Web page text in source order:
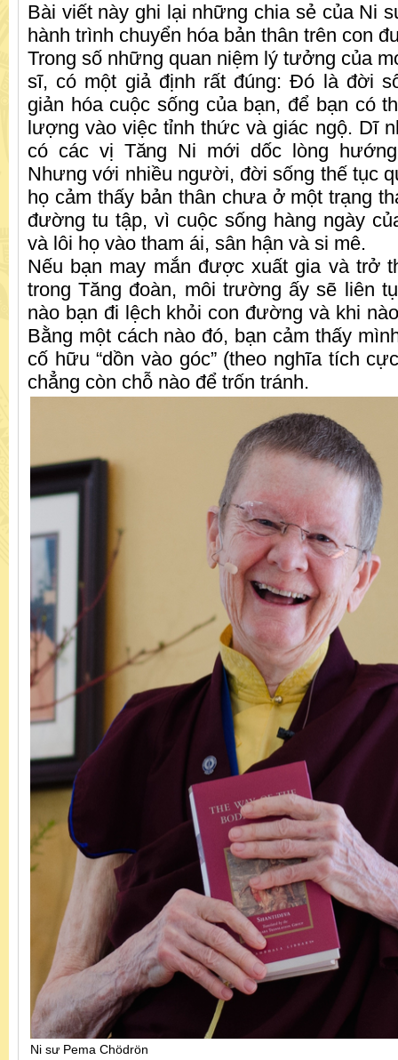
Bài viết này ghi lại những chia sẻ của Ni
hành trình chuyển hóa bản thân trên con
Trong số những quan niệm lý tưởng của
sĩ, có một giả định rất đúng: Đó là đời
giản hóa cuộc sống của bạn, để bạn có
lượng vào việc tỉnh thức và giác ngộ. Dĩ
có các vị Tăng Ni mới dốc lòng
Nhưng với nhiều người, đời sống thế tục
họ cảm thấy bản thân chưa ở một trạng
đường tu tập, vì cuộc sống hàng ngày
và lôi họ vào tham ái, sân hận và si mê.
Nếu bạn may mắn được xuất gia và trở
trong Tăng đoàn, môi trường ấy sẽ liên
nào bạn đi lệch khỏi con đường và khi
Bằng một cách nào đó, bạn cảm thấy
cố hữu “dồn vào góc” (theo nghĩa tích
chẳng còn chỗ nào để trốn tránh.
Ni sư Pema Chödrön